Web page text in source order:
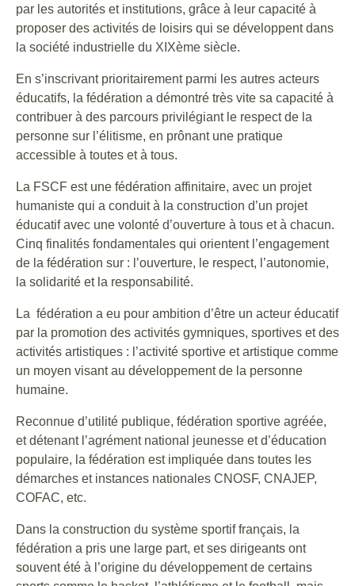
par les autorités et institutions, grâce à leur capacité à
proposer des activités de loisirs qui se développent dans
la société industrielle du XIXème siècle.
En s’inscrivant prioritairement parmi les autres acteurs
éducatifs, la fédération a démontré très vite sa capacité à
contribuer à des parcours privilégiant le respect de la
personne sur l’élitisme, en prônant une pratique
accessible à toutes et à tous.
La FSCF est une fédération affinitaire, avec un projet
humaniste qui a conduit à la construction d’un projet
éducatif avec une volonté d’ouverture à tous et à chacun.
Cinq finalités fondamentales qui orientent l’engagement
de la fédération sur : l’ouverture, le respect, l’autonomie,
la solidarité et la responsabilité.
La fédération a eu pour ambition d’être un acteur éducatif
par la promotion des activités gymniques, sportives et des
activités artistiques : l’activité sportive et artistique comme
un moyen visant au développement de la personne
humaine.
Reconnue d’utilité publique, fédération sportive agréée,
et détenant l’agrément national jeunesse et d’éducation
populaire, la fédération est impliquée dans toutes les
démarches et instances nationales CNOSF, CNAJEP,
COFAC, etc.
Dans la construction du système sportif français, la
fédération a pris une large part, et ses dirigeants ont
souvent été à l’origine du développement de certains